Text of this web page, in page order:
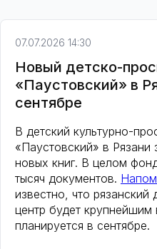
07.07.2026 14:30
Новый детско-
«Паустовский» в
сентябре
В детский культурно-
«Паустовский» в Рязани
новых книг. В целом
тысяч документов.
известно, что рязанский
центр будет крупнейшим
планируется в сентябре.